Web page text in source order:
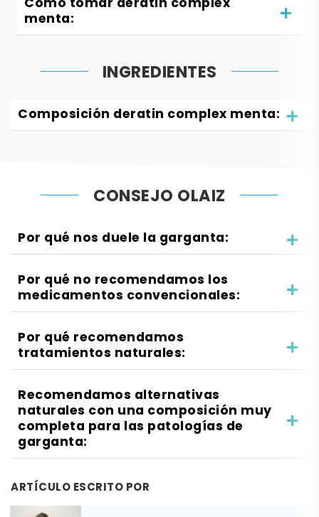
menta:
INGREDIENTES
Composición deratin complex menta:
CONSEJO OLAIZ
Por qué nos duele la garganta:
Por qué no recomendamos los
medicamentos convencionales:
Por qué recomendamos
tratamientos naturales:
Recomendamos alternativas
naturales con una composición muy
completa para las patologías de
garganta:
ARTÍCULO ESCRITO POR